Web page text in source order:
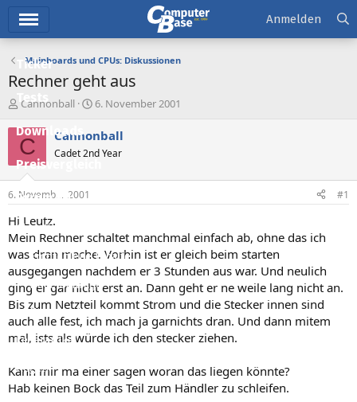
Ticker
Tests
Downloads
Preisvergleich
Forum
Aktuelles
Empfohlene Inhalte
Neue Beiträge
Neueste Aktivitäten
Leserartikel
Regeln
Anmelden
Mainboards und CPUs: Diskussionen
Rechner geht aus
E
s
t
e
l
e
Cannonball
E
s
e
t
m
6. November 2001
C Cannonball
Cadet 2nd Year
6. November 2001 #1
Hi Leutz.
Mein Rechner schaltet manchmal einfach ab, ohne das ich
was dran mache. Vorhin ist er gleich beim starten
ausgegangen nachdem er 3 Stunden aus war. Und neulich
ging er gar nicht erst an. Dann geht er ne weile lang nicht an.
Bis zum Netzteil kommt Strom und die Stecker innen sind
auch alle fest, ich mach ja garnichts dran. Und dann mitem
mal, ists als würde ich den stecker ziehen.
Kann mir ma einer sagen woran das liegen könnte?
Hab keinen Bock das Teil zum Händler zu schleifen.